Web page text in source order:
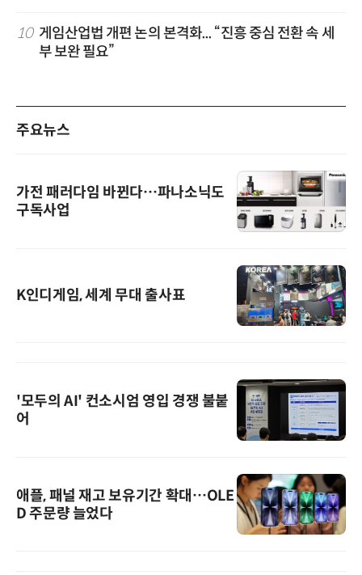
10 게임산업법 개편 논의 본격화... “진흥 중심 전환 속 세
부 보완 필요”
주요뉴스
가전 패러다임 바뀐다…파나소닉도
구독사업
K인디게임, 세계 무대 출사표
'모두의 AI' 컨소시엄 영입 경쟁 불붙
어
애플, 패널 재고 보유기간 확대…OLE
D 주문량 늘었다